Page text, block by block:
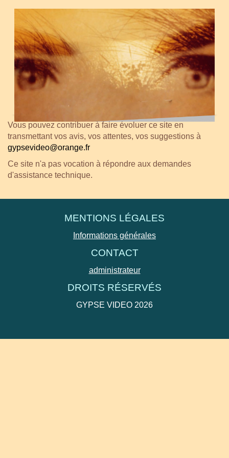
Vous pouvez contribuer à faire évoluer ce site en
transmettant vos avis, vos attentes, vos suggestions à
gypsevideo@orange.fr
Ce site n'a pas vocation à répondre aux demandes
d'assistance technique.
MENTIONS LÉGALES
Informations générales
CONTACT
administrateur
DROITS RÉSERVÉS
GYPSE VIDEO 2026